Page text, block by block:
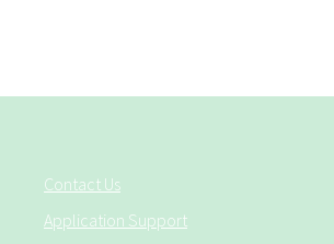
Contact Us
Application Support